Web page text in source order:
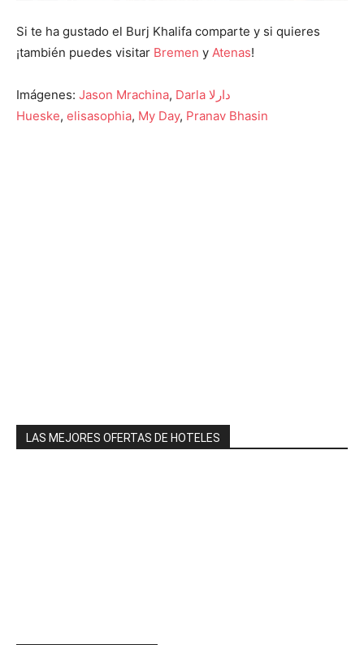
Si te ha gustado el Burj Khalifa comparte y si quieres
¡también puedes visitar Bremen y Atenas!
Imágenes: Jason Mrachina, Darla دارلا
Hueske, elisasophia, My Day, Pranav Bhasin
LAS MEJORES OFERTAS DE HOTELES